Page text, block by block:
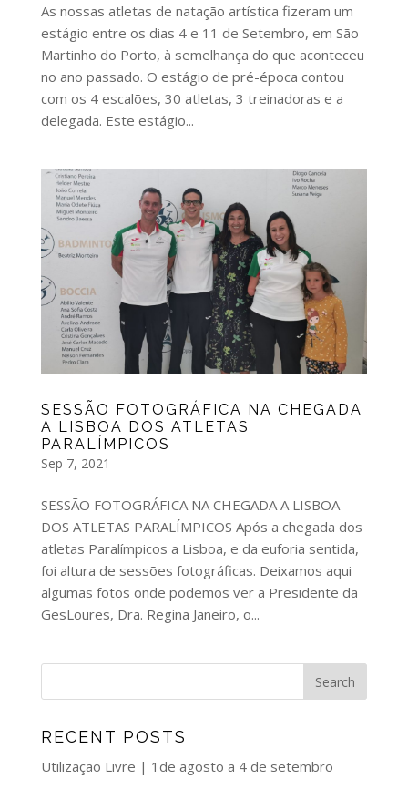
As nossas atletas de natação artística fizeram um
estágio entre os dias 4 e 11 de Setembro, em São
Martinho do Porto, à semelhança do que aconteceu
no ano passado. O estágio de pré-época contou
com os 4 escalões, 30 atletas, 3 treinadoras e a
delegada. Este estágio...
SESSÃO FOTOGRÁFICA NA CHEGADA
A LISBOA DOS ATLETAS
PARALÍMPICOS
Sep 7, 2021
SESSÃO FOTOGRÁFICA NA CHEGADA A LISBOA
DOS ATLETAS PARALÍMPICOS Após a chegada dos
atletas Paralímpicos a Lisboa, e da euforia sentida,
foi altura de sessões fotográficas. Deixamos aqui
algumas fotos onde podemos ver a Presidente da
GesLoures, Dra. Regina Janeiro, o...
RECENT POSTS
Utilização Livre | 1de agosto a 4 de setembro